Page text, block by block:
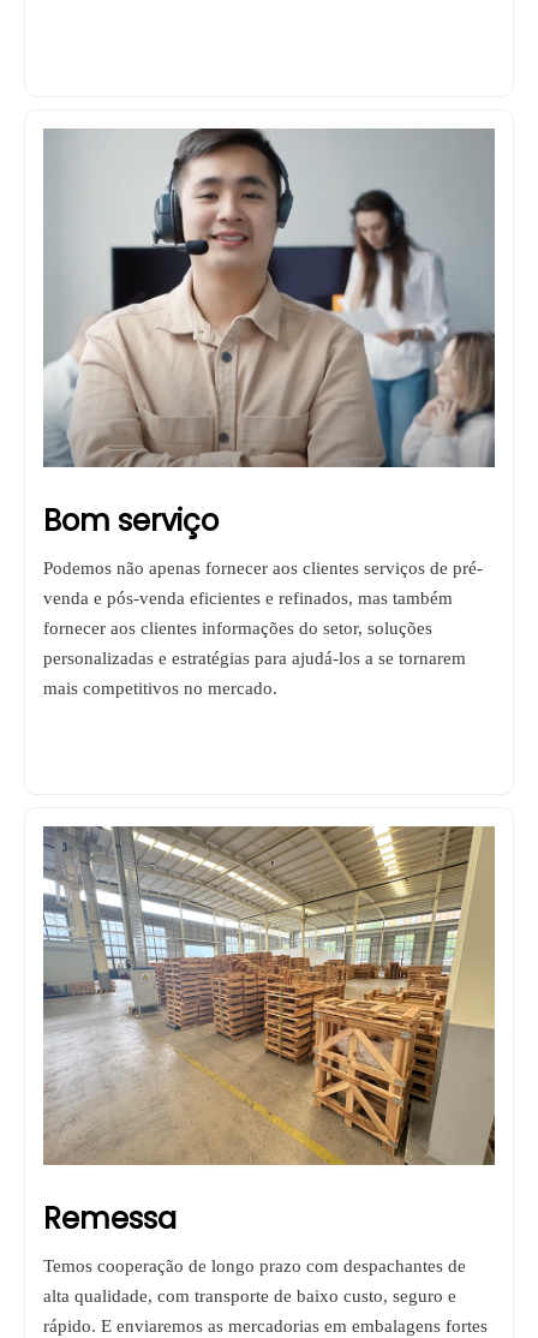
Bom serviço
Podemos não apenas fornecer aos clientes serviços de pré-
venda e pós-venda eficientes e refinados, mas também
fornecer aos clientes informações do setor, soluções
personalizadas e estratégias para ajudá-los a se tornarem
mais competitivos no mercado.
Remessa
Temos cooperação de longo prazo com despachantes de
alta qualidade, com transporte de baixo custo, seguro e
rápido. E enviaremos as mercadorias em embalagens fortes